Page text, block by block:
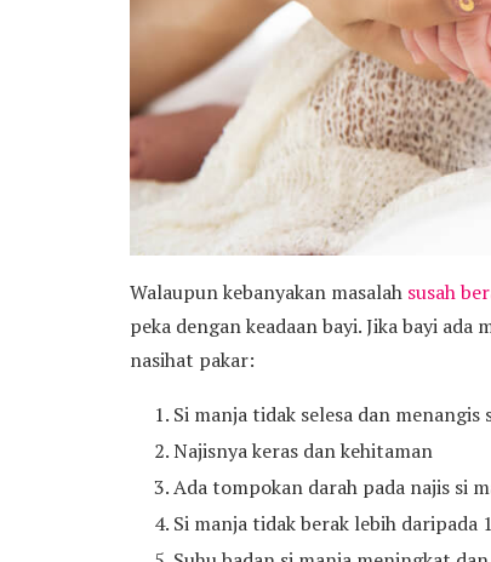
Walaupun kebanyakan masalah susah
peka dengan keadaan bayi. Jika bayi
nasihat pakar:
Si manja tidak selesa dan menangis
Najisnya keras dan kehitaman
Ada tompokan darah pada najis si
Si manja tidak berak lebih daripada